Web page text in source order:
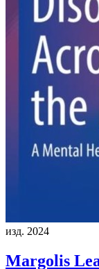
изд. 2024
Margolis